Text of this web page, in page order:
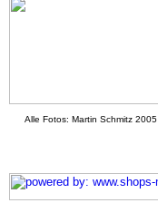
Alle Fotos: Martin Schmitz 2005